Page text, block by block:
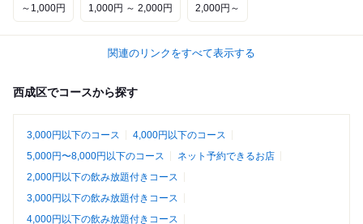
～1,000円 1,000円 ～ 2,000円 2,000円～
関連のリンクをすべて表示する
西成区でコースから探す
3,000円以下のコース
4,000円以下のコース
5,000円〜8,000円以下のコース
ネット予約できるお店
2,000円以下の飲み放題付きコース
3,000円以下の飲み放題付きコース
4,000円以下の飲み放題付きコース